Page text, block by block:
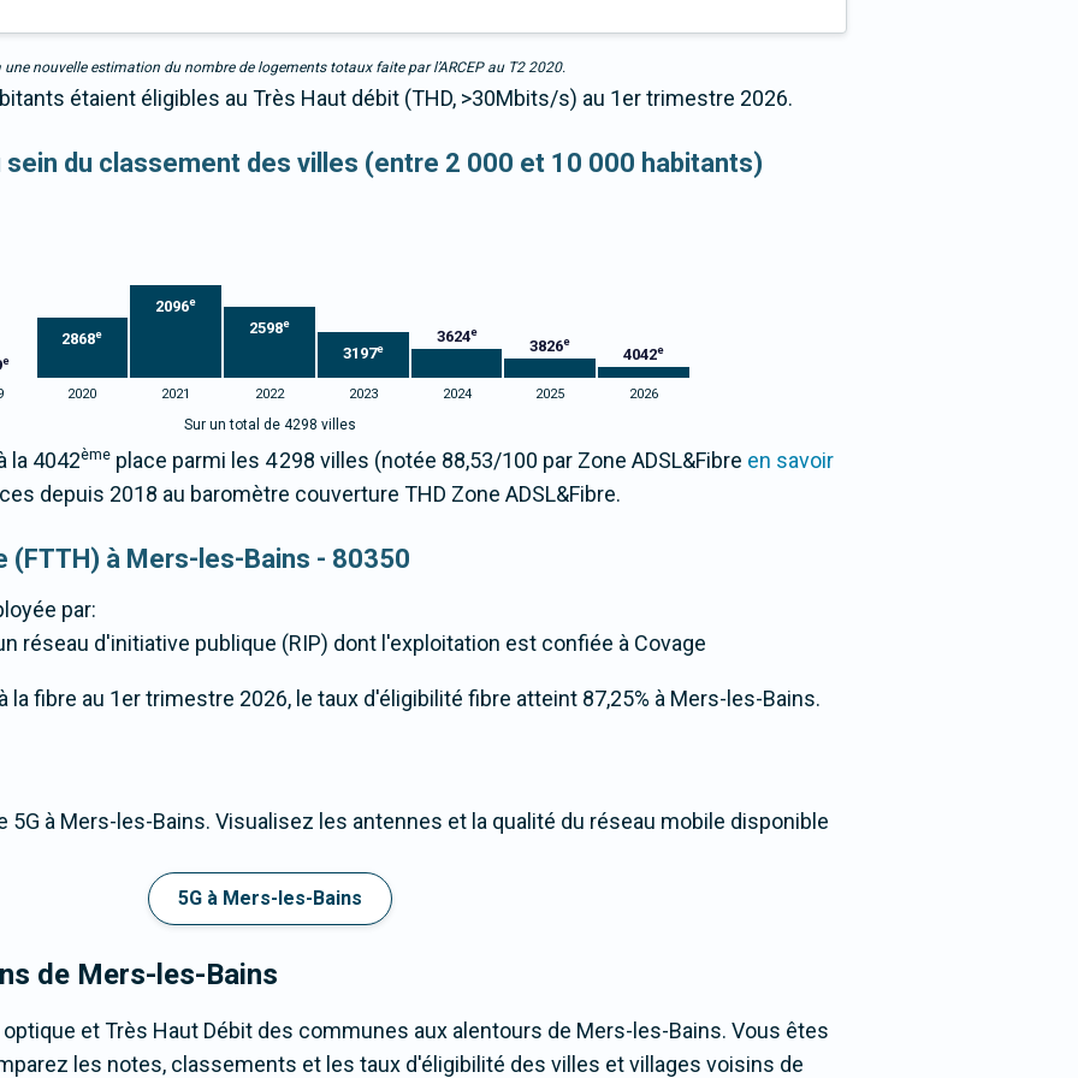
nouvelle estimation du nombre de logements totaux faite par l’ARCEP au T2 2020.
étaient éligibles au Très Haut débit (THD, >30Mbits/s) au 1er trimestre 2026.
sein du classement des villes (entre 2 000 et 10 000 habitants)
e
2868e
2096e
2598e
3197e
3624e
3826e
4042e
2020 2021 2022 2023 2024 2025 2026
Sur un total de 4298 villes
la 4042ème place parmi les 4 298 villes (notée 88,53/100 par Zone ADSL&Fibre en savoir
depuis 2018 au baromètre couverture THD Zone ADSL&Fibre.
(FTTH) à Mers-les-Bains - 80350
par:
réseau d'initiative publique (RIP) dont l'exploitation est confiée à Covage
la fibre au 1er trimestre 2026, le taux d'éligibilité fibre atteint 87,25% à Mers-les-Bains.
5G à Mers-les-Bains. Visualisez les antennes et la qualité du réseau mobile disponible
5G à Mers-les-Bains
de Mers-les-Bains
et Très Haut Débit des communes aux alentours de Mers-les-Bains. Vous êtes
les notes, classements et les taux d'éligibilité des villes et villages voisins de